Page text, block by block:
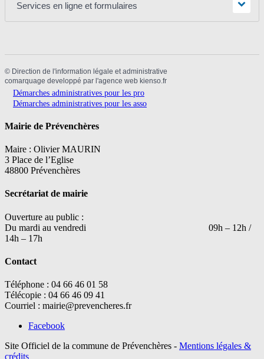
Services en ligne et formulaires
© Direction de l'information légale et administrative
comarquage developpé par l'agence web kienso.fr
Démarches administratives pour les pro
Démarches administratives pour les asso
Mairie de Prévenchères
Maire : Olivier MAURIN
3 Place de l’Eglise
48800 Prévenchères
Secrétariat de mairie
Ouverture au public :
Du mardi au vendredi 09h – 12h /
14h – 17h
Contact
Téléphone : 04 66 46 01 58
Télécopie : 04 66 46 09 41
Courriel : mairie@prevencheres.fr
Facebook
Site Officiel de la commune de Prévenchères - Mentions légales &
crédits